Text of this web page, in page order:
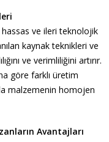
ve ileri teknolojik
kaynak teknikleri ve
ve verimliliğini artırır.
göre farklı üretim
malzemenin homojen
Avantajları